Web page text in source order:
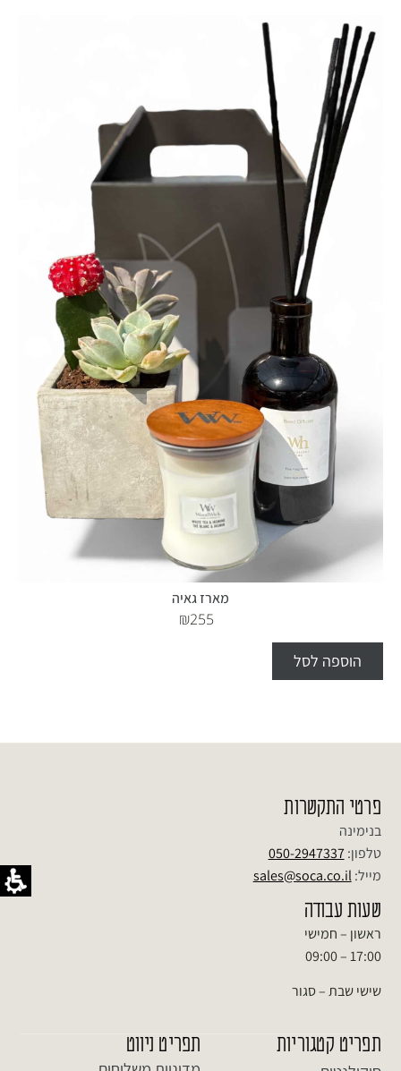
מארז גאיה
₪255
הוספה לסל
פרטי התקשרות
בנימינה
טלפון:050-2947337
מייל:sales@soca.co.il
שעות עבודה
ראשון – חמישי
17:00 – 09:00
שישי שבת – סגור
תפריט קטגוריות תפריט ניווט